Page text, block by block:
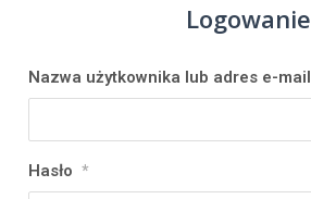
Logowanie
Nazwa użytkownika lub adres e-mail
Hasło *